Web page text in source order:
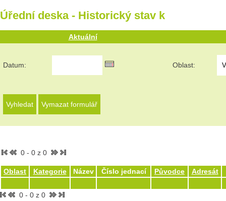
Úřední deska - Historický stav k
Aktuální
Datum: Oblast:
0 - 0 z 0
Oblast Kategorie Název Číslo jednací Původce Adresát
0 - 0 z 0